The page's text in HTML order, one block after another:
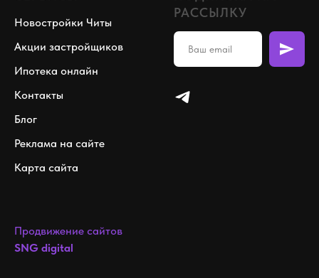
Новостройки Читы
Акции застройщиков
Ипотека онлайн
Контакты
Блог
Реклама на сайте
Карта сайта
РАССЫЛКУ
Продвижение сайтов
SNG digital